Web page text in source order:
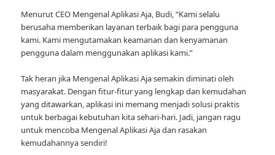
Menurut CEO Mengenal Aplikasi Aja, Budi, “Kami selalu
berusaha memberikan layanan terbaik bagi para pengguna
kami. Kami mengutamakan keamanan dan kenyamanan
pengguna dalam menggunakan aplikasi kami.”
Tak heran jika Mengenal Aplikasi Aja semakin diminati oleh
masyarakat. Dengan fitur-fitur yang lengkap dan kemudahan
yang ditawarkan, aplikasi ini memang menjadi solusi praktis
untuk berbagai kebutuhan kita sehari-hari. Jadi, jangan ragu
untuk mencoba Mengenal Aplikasi Aja dan rasakan
kemudahannya sendiri!